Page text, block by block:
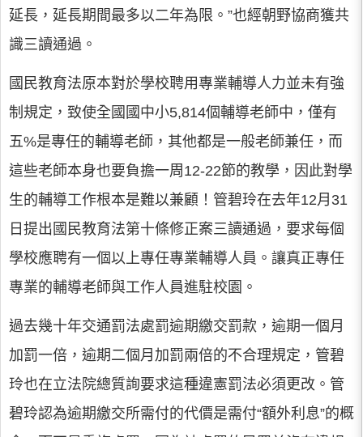
延長，延長期間最多以二年為限。”也經朝野協商獲共
識三讀通過。
國民教育法原本對於學校聘用專業輔導人力並未有強
制規定，致使全國國中小5,814個輔導老師中，僅有
五%是專任的輔導老師，其他都是一般老師兼任，而
這些老師本身也要負擔一周12-22節的教學，因此對學
生的輔導工作根本是難以兼顧！管碧玲在去年12月31
日提出國民教育法第十條修正案三讀通過，要求每個
學校應聘有一個以上專任專業輔導人員。讓真正專任
專業的輔導老師與工作人員進駐校園。
過去幾十年交通罰法處罰逾期繳交罰款，逾期一個月
加罰一倍，逾期二個月加罰兩倍的不合理規定，管碧
玲也在立法院總質詢要求這種違憲罰法必須更改。管
碧玲認為逾期繳交所需付的代價是需付“額外利息”的概